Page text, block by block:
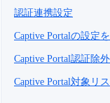
認証連携設定
Captive Portalの設定
Captive Portal認証除
Captive Portal対象リ